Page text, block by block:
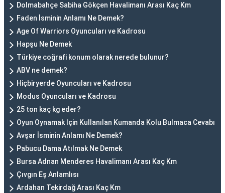
Dolmabahçe Sabiha Gökçen Havalimanı Arası Kaç Km
Faden İsminin Anlamı Ne Demek?
Age Of Warriors Oyuncuları ve Kadrosu
Hapşu Ne Demek
Türkiye coğrafi konum olarak nerede bulunur?
ABV ne demek?
Hiçbiryerde Oyuncuları ve Kadrosu
Modus Oyuncuları ve Kadrosu
25 ton kaç kg eder?
Oyun Oynamak Için Kullanılan Kumanda Kolu Bulmaca Cevabı
Avşar İsminin Anlamı Ne Demek?
Pabucu Dama Atılmak Ne Demek
Bursa Adnan Menderes Havalimanı Arası Kaç Km
Çıvgın Eş Anlamlısı
Ardahan Tekirdağ Arası Kaç Km